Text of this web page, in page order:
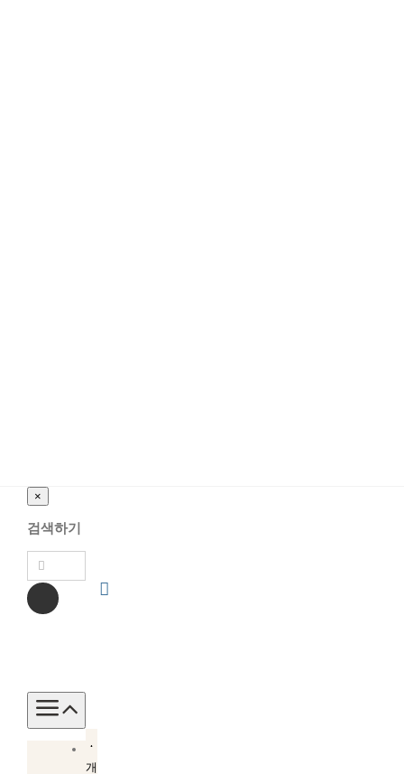
×
검색하기
Toggle
Navigation
소
개